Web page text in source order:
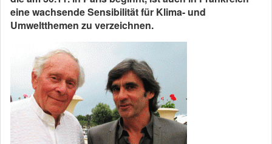
eine wachsende Sensibilität für Klima- und
Umweltthemen zu verzeichnen.